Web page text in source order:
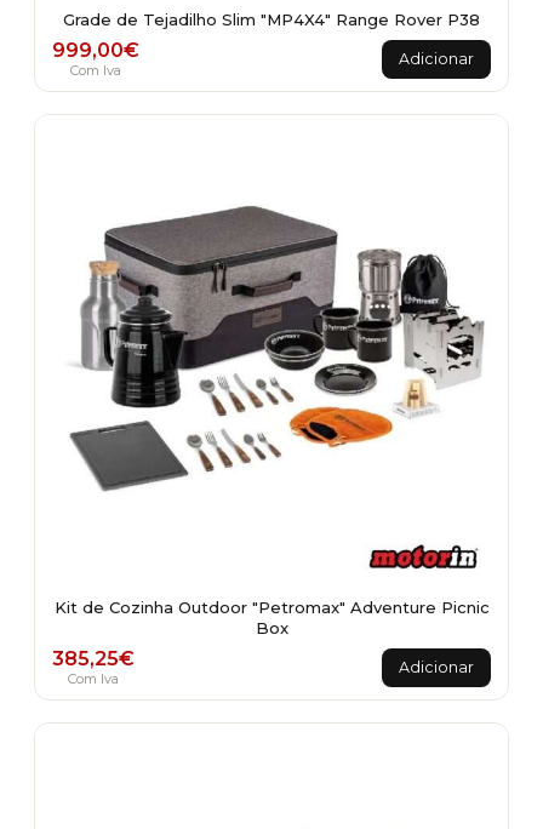
Grade de Tejadilho Slim "MP4X4" Range Rover P38
999,00€
Com Iva
Adicionar
Kit de Cozinha Outdoor "Petromax" Adventure Picnic
Box
385,25€
Com Iva
Adicionar